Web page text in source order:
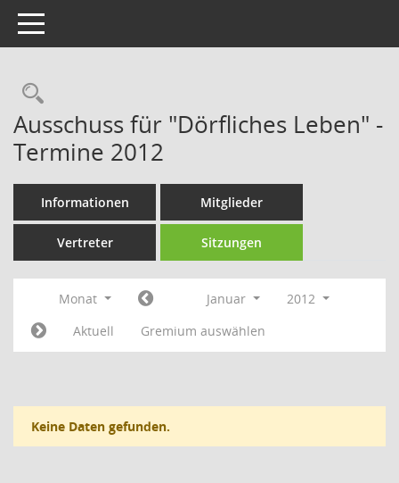
Toggle navigation
Rechercheauswahl
Ausschuss für "Dörfliches Leben" -
Termine 2012
Informationen Mitglieder
Vertreter Sitzungen
Monat Januar
2012
Aktuell
Gremium auswählen
Keine Daten gefunden.